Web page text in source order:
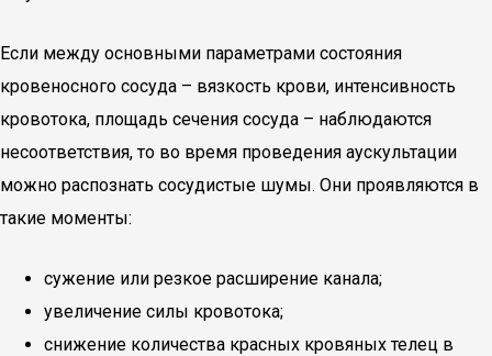
Если между основными параметрами состояния
кровеносного сосуда – вязкость крови, интенсивность
кровотока, площадь сечения сосуда – наблюдаются
несоответствия, то во время проведения аускультации
можно распознать сосудистые шумы. Они проявляются в
такие моменты:
сужение или резкое расширение канала;
увеличение силы кровотока;
снижение количества красных кровяных телец в